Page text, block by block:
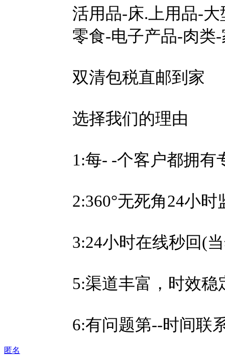
匿名
活用品-床.上用品-
零食-电子产品-肉类
双清包税直邮到家
选择我们的理由
1:每- -个客户都拥有
2:360°无死角24小时
3:24小时在线秒回(
5:渠道丰富，时效
6:有问题第--时间联